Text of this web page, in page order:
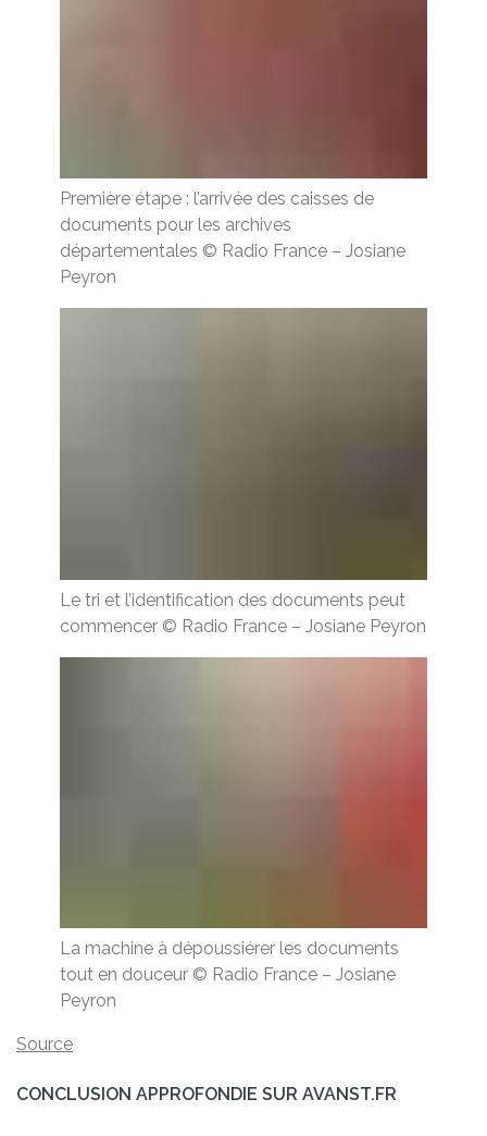
Première étape : l’arrivée des caisses de
documents pour les archives
départementales © Radio France – Josiane
Peyron
Le tri et l’identification des documents peut
commencer © Radio France – Josiane Peyron
La machine à dépoussiérer les documents
tout en douceur © Radio France – Josiane
Peyron
Source
CONCLUSION APPROFONDIE SUR AVANST.FR